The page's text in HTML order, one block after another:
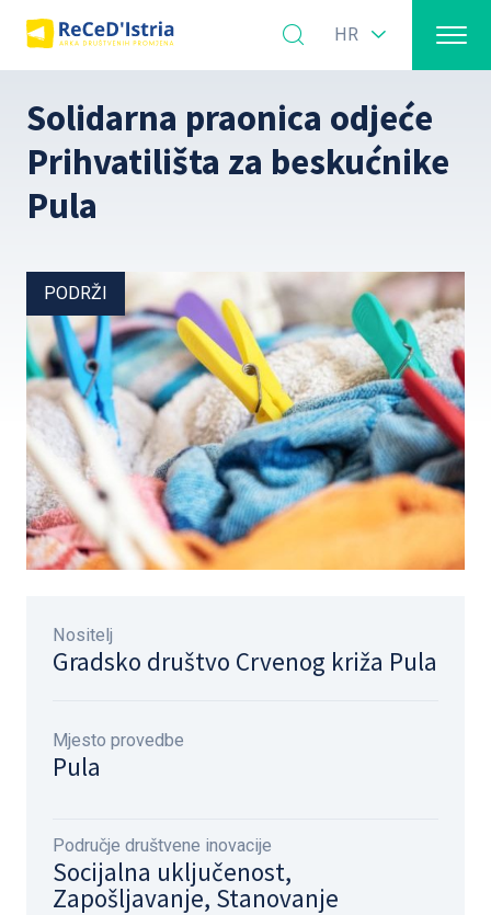
HR
Solidarna praonica odjeće
Prihvatilišta za beskućnike
Pula
PODRŽI
Nositelj
Gradsko društvo Crvenog križa Pula
Mjesto provedbe
Pula
Područje društvene inovacije
Socijalna uključenost,
Zapošljavanje, Stanovanje